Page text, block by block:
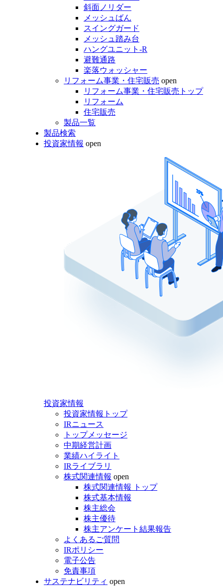
斜面ノリダー
メッシュばん
スイングガード
メッシュ踏み台
ハングユニット-R
避難通路
楽落ウォッシャー
リフォーム事業・住宅販売 open
リフォーム事業・住宅販売トップ
リフォーム
住宅販売
製品一覧
製品検索
投資家情報 open
投資家情報
投資家情報トップ
IRニュース
トップメッセージ
中期経営計画
業績ハイライト
IRライブラリ
株式関連情報 open
株式関連情報 トップ
株式基本情報
株主総会
株主優待
株主アンケート結果報告
よくあるご質問
IRポリシー
電子公告
免責事項
サステナビリティ open